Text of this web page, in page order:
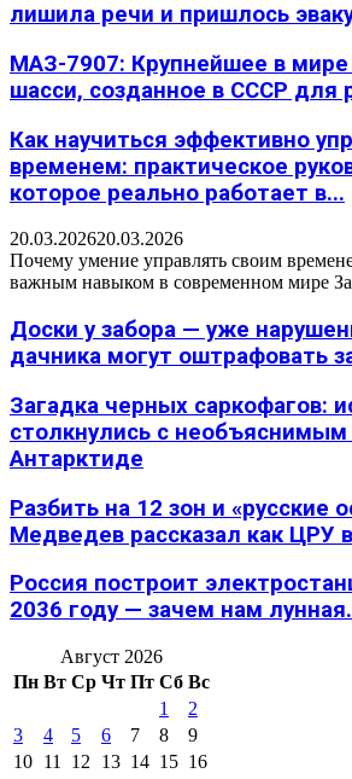
лишила речи и пришлось
МАЗ-7907: Крупнейшее в мире
шасси, созданное в СССР для
Как научиться эффективно
временем: практическое
которое реально работает в...
20.03.202620.03.2026
Почему умение управлять своим
важным навыком в современном мире
Доски у забора — уже
дачника могут оштрафовать
Загадка черных саркофагов:
столкнулись с
Антарктиде
Разбить на 12 зон и «русские
Медведев рассказал как ЦРУ
Россия построит
2036 году — зачем нам
Август 2026
Пн Вт Ср Чт Пт Сб Вс
1
2
3
4 5 6 7 8
9
10 11 12 13 14 15 16